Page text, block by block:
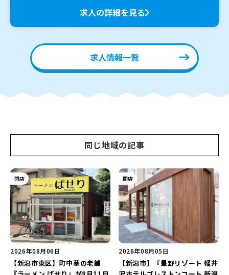
求人の詳細を見る
求人情報一覧
同じ地域の記事
閉店
2026年08月06日
【新潟市東区】町中華の老舗
開店
2026年08月05日
【新潟市】『星野リゾート 軽井